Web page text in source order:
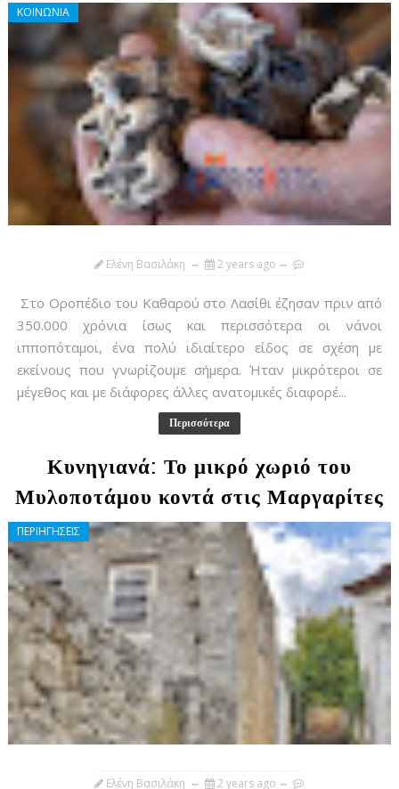
ΚΟΙΝΩΝΙΑ
Ελένη Βασιλάκη 2 years ago
Στο Οροπέδιο του Καθαρού στο Λασίθι έζησαν πριν από
350.000 χρόνια ίσως και περισσότερα οι νάνοι
ιπποπόταμοι, ένα πολύ ιδιαίτερο είδος σε σχέση με
εκείνους που γνωρίζουμε σήμερα. Ήταν μικρότεροι σε
μέγεθος και με διάφορες άλλες ανατομικές διαφορέ...
Περισσότερα
Κυνηγιανά: Το μικρό χωριό του
Μυλοποτάμου κοντά στις Μαργαρίτες
ΠΕΡΙΗΓΗΣΕΙΣ
Ελένη Βασιλάκη 2 years ago